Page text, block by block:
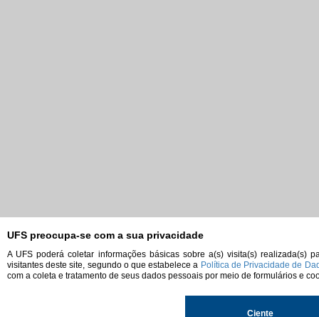
UFS preocupa-se com a sua privacidade
A UFS poderá coletar informações básicas sobre a(s) visita(s) realizada(s)
visitantes deste site, segundo o que estabelece a Política de Privacidade de
com a coleta e tratamento de seus dados pessoais por meio de formulários e
Ciente